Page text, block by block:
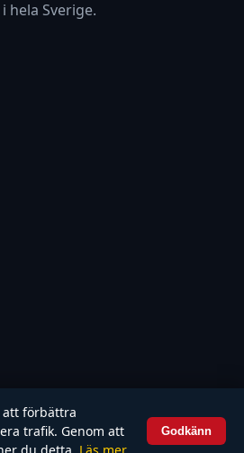
hela Sverige.
– Alla rättigheter förbehållna.
att förbättra
trafik. Genom att
Godkänn